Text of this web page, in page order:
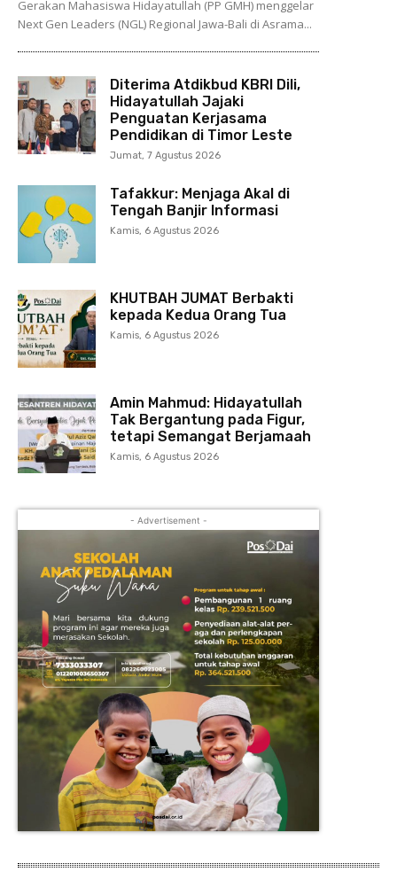
Gerakan Mahasiswa Hidayatullah (PP GMH) menggelar
Next Gen Leaders (NGL) Regional Jawa-Bali di Asrama...
Diterima Atdikbud KBRI Dili,
Hidayatullah Jajaki
Penguatan Kerjasama
Pendidikan di Timor Leste
Jumat, 7 Agustus 2026
Tafakkur: Menjaga Akal di
Tengah Banjir Informasi
Kamis, 6 Agustus 2026
KHUTBAH JUMAT Berbakti
kepada Kedua Orang Tua
Kamis, 6 Agustus 2026
Amin Mahmud: Hidayatullah
Tak Bergantung pada Figur,
tetapi Semangat Berjamaah
Kamis, 6 Agustus 2026
- Advertisement -